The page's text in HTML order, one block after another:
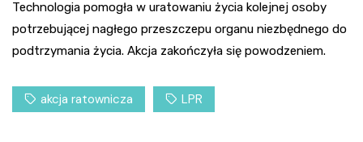
Technologia pomogła w uratowaniu życia kolejnej osoby
potrzebującej nagłego przeszczepu organu niezbędnego do
podtrzymania życia. Akcja zakończyła się powodzeniem.
akcja ratownicza LPR